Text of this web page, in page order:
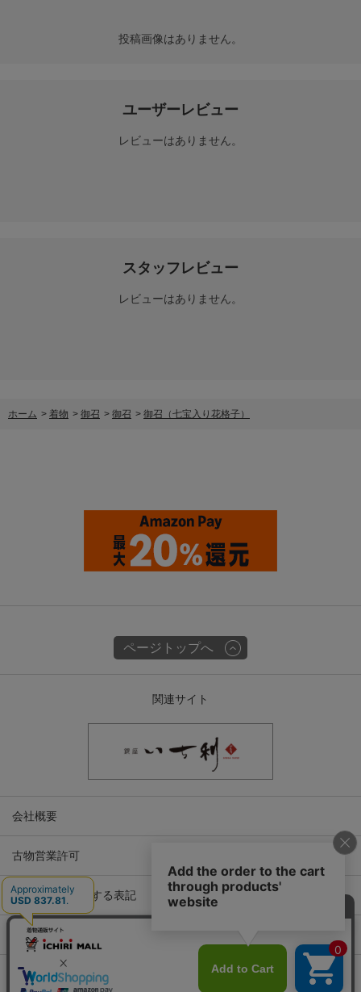
投稿画像はありません。
ユーザーレビュー
レビューはありません。
スタッフレビュー
レビューはありません。
ホーム > 着物 > 御召 > 御召 > 御召（七宝入り花格子）
ページトップへ
関連サイト
会社概要
古物営業許可
特定商取引に関する表記
プライバシーポリシー